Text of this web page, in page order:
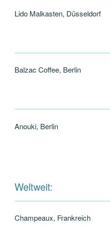
Lido Malkasten, Düsseldorf
Balzac Coffee, Berlin
Anouki, Berlin
Weltweit:
Champeaux, Frankreich